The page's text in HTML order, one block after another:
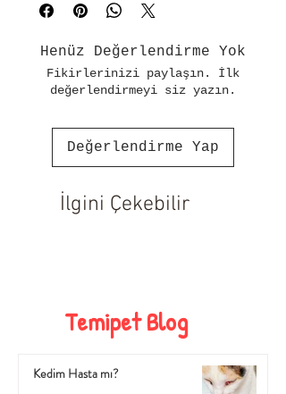
Henüz Değerlendirme Yok
Fikirlerinizi paylaşın. İlk
değerlendirmeyi siz yazın.
Değerlendirme Yap
İlgini Çekebilir
Temipet Blog
Kedim Hasta mı?